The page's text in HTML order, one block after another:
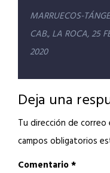
Navegación
de
entradas
MARRUECOS-
CAB., LA ROCA, 25
2020
Deja una
Tu dirección de
campos obligatorios
Comentario*